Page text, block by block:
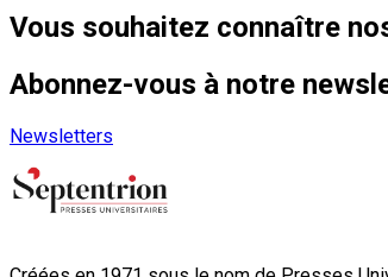
Vous souhaitez connaître
Abonnez-vous à notre
Newsletters